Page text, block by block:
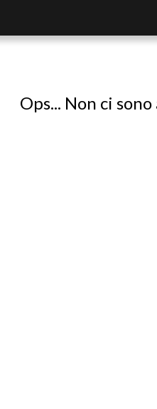
Ops... Non ci